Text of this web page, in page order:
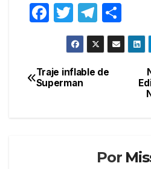
F
e
b
T
w
itt
er
T
el
e
gr
o
m
Navegación
Traje inflable de
Superman
Por